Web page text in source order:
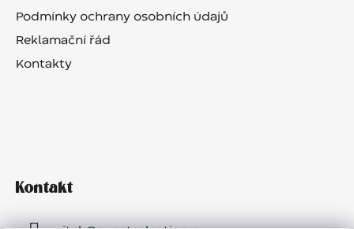
Podmínky ochrany osobních údajů
Reklamační řád
Kontakty
Kontakt